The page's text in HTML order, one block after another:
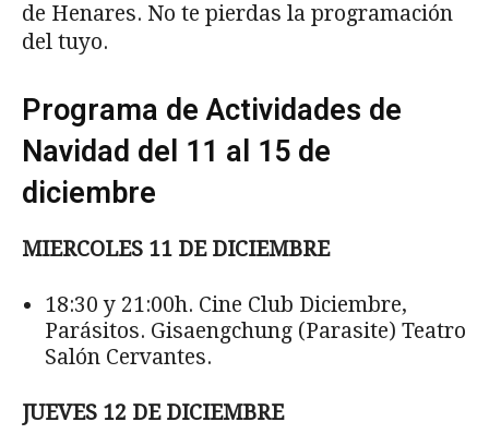
de Henares. No te pierdas la programación
del tuyo.
Programa de Actividades de
Navidad del 11 al 15 de
diciembre
MIERCOLES 11 DE DICIEMBRE
18:30 y 21:00h. Cine Club Diciembre,
Parásitos. Gisaengchung (Parasite) Teatro
Salón Cervantes.
JUEVES 12 DE DICIEMBRE